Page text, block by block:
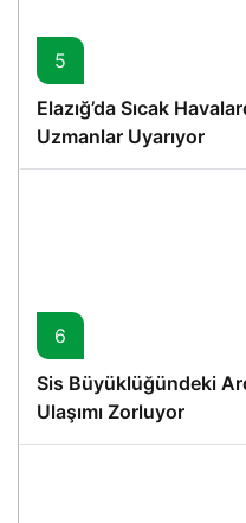
5
Elazığ’da Sıcak
Uzmanlar Uyarıyor
6
Sis Büyüklüğündeki
Ulaşımı Zorluyor